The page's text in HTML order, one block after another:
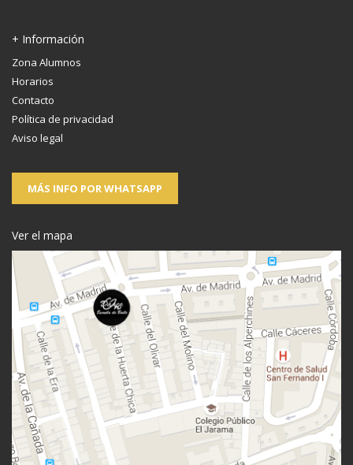
+ Información
Zona Alumnos
Horarios
Contacto
Política de privacidad
Aviso legal
MÁS INFO POR WHATSAPP
Ver el mapa